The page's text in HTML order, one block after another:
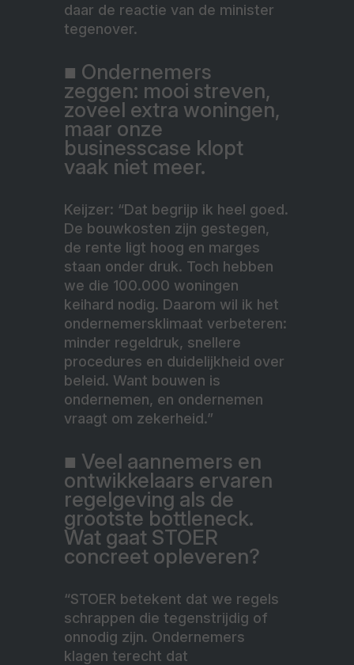
daar de reactie van de minister
tegenover.
■ Ondernemers
zeggen: mooi streven,
zoveel extra woningen,
maar onze
businesscase klopt
vaak niet meer.
Keijzer: “Dat begrijp ik heel goed.
De bouwkosten zijn gestegen,
de rente ligt hoog en marges
staan onder druk. Toch hebben
we die 100.000 woningen
keihard nodig. Daarom wil ik het
ondernemersklimaat verbeteren:
minder regeldruk, snellere
procedures en duidelijkheid over
beleid. Want bouwen is
ondernemen, en ondernemen
vraagt om zekerheid.”
■ Veel aannemers en
ontwikkelaars ervaren
regelgeving als de
grootste bottleneck.
Wat gaat STOER
concreet opleveren?
“STOER betekent dat we regels
schrappen die tegenstrijdig of
onnodig zijn. Ondernemers
klagen terecht dat